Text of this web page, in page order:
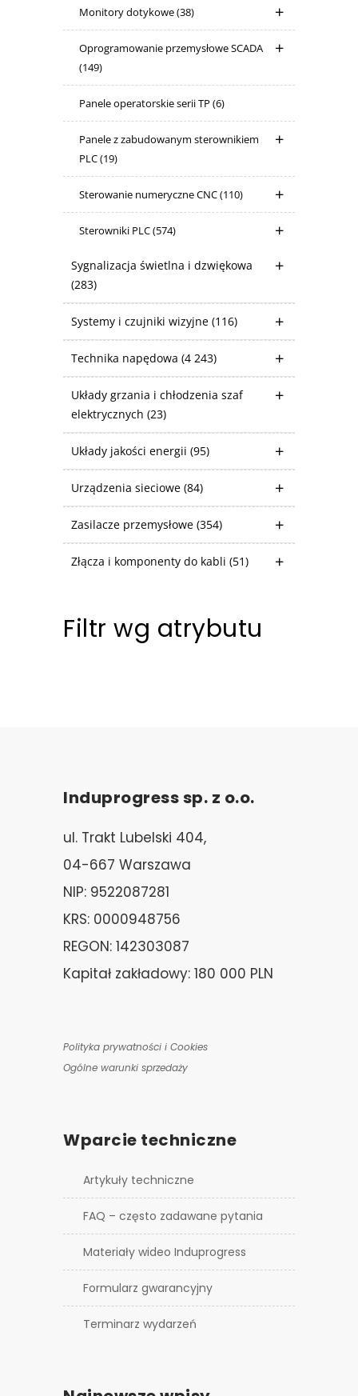
Monitory dotykowe(38)
Oprogramowanie przemysłowe SCADA
(149)
Panele operatorskie serii TP (6)
Panele z zabudowanym sterownikiem
PLC(19)
Sterowanie numeryczne CNC(110)
Sterowniki PLC(574)
Sygnalizacja świetlna i dzwiękowa
(283)
Systemy i czujniki wizyjne (116)
Technika napędowa (4 243)
Układy grzania i chłodzenia szaf
elektrycznych (23)
Układy jakości energii (95)
Urządzenia sieciowe (84)
Zasilacze przemysłowe (354)
Złącza i komponenty do kabli (51)
Filtr wg atrybutu
Induprogress sp. z o.o.
ul. Trakt Lubelski 404,
04-667 Warszawa
NIP: 9522087281
KRS: 0000948756
REGON: 142303087
Kapitał zakładowy: 180 000 PLN
Polityka prywatności i Cookies
Ogólne warunki sprzedaży
Wparcie techniczne
Artykuły techniczne
FAQ – często zadawane pytania
Materiały wideo Induprogress
Formularz gwarancyjny
Terminarz wydarzeń